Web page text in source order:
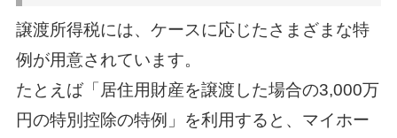
譲渡所得税には、ケースに応じたさまざまな特
例が用意されています。
たとえば「居住用財産を譲渡した場合の3,000万
円の特別控除の特例」を利用すると、マイホー